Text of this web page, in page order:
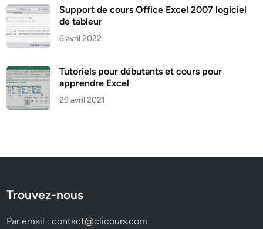
Support de cours Office Excel 2007 logiciel
de tableur
6 avril 2022
Tutoriels pour débutants et cours pour
apprendre Excel
29 avril 2021
Trouvez-nous
Par email :contact@clicours.com